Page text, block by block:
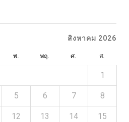
สิงหาคม 2026
พ. พฤ. ศ. ส.
1
5 6 7 8
12 13 14 15